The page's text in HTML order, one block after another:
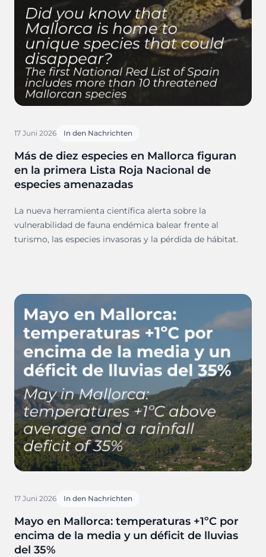
17 Juni 2026 In den Nachrichten
Más de diez especies en Mallorca figuran
en la primera Lista Roja Nacional de
especies amenazadas
La nueva herramienta científica alerta sobre la
vulnerabilidad de fauna endémica balear frente al
turismo, las especies invasoras y la pérdida de hábitat.
17 Juni 2026 In den Nachrichten
Mayo en Mallorca: temperaturas +1ºC por
encima de la media y un déficit de lluvias
del 35%